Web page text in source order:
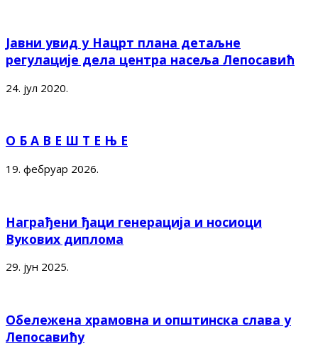
Јавни увид у Нацрт плана детаљне
регулације дела центра насеља Лепосавић
24. јул 2020.
О Б А В Е Ш Т Е Њ Е
19. фебруар 2026.
Награђени ђаци генерација и носиоци
Вукових диплома
29. јун 2025.
Обележена храмовна и општинска слава у
Лепосавићу